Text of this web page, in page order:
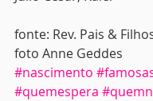
fonte: Rev. Pais &
foto Anne Geddes
#nascimento
#quemespera